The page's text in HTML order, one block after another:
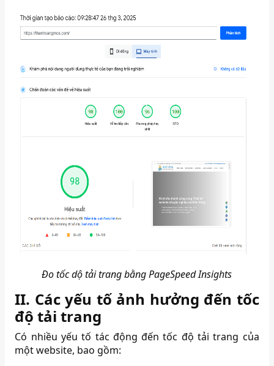
Đo tốc dộ tải trang bằng PageSpeed Insights
II. Các yếu tố ảnh hưởng đến tốc
độ tải trang
Có nhiều yếu tố tác động đến tốc độ tải trang của
một website, bao gồm: